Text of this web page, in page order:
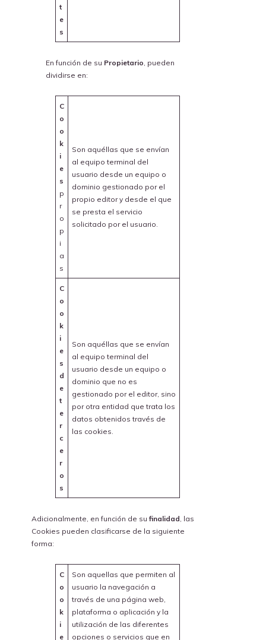
t
e
s
En función de su Propietario, pueden
dividirse en:
C
o
o
k
i
e
s
p
r
o
p
i
a
s
Son aquéllas que se envían
al equipo terminal del
usuario desde un equipo o
dominio gestionado por el
propio editor y desde el que
se presta el servicio
solicitado por el usuario.
C
o
o
k
i
e
s
d
e
t
e
r
c
e
r
o
s
Son aquéllas que se envían
al equipo terminal del
usuario desde un equipo o
dominio que no es
gestionado por el editor, sino
por otra entidad que trata los
datos obtenidos través de
las cookies.
Adicionalmente, en función de sufinalidad, las
Cookies pueden clasificarse de la siguiente
forma:
C
o
o
k
i
e
Son aquellas que permiten al
usuario la navegación a
través de una página web,
plataforma o aplicación y la
utilización de las diferentes
opciones o servicios que en